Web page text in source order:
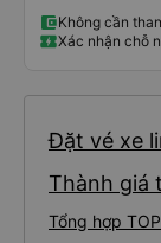
Không cần
Xác nhận chỗ
Đặt vé xe
Thành giá
Tổng hợp